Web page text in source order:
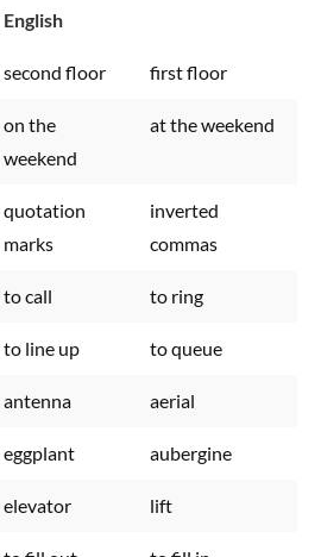
English
second floor first floor
on the
weekend
at the weekend
quotation
marks
inverted
commas
to call to ring
to line up to queue
antenna aerial
eggplant aubergine
elevator lift